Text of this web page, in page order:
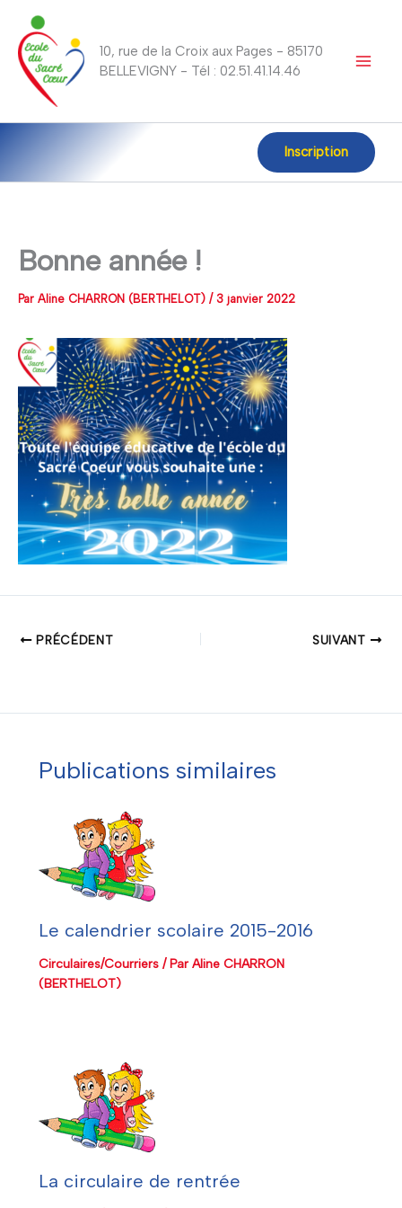
contenu
10, rue de la Croix aux Pages - 85170
BELLEVIGNY - Tél : 02.51.41.14.46
Inscription
Bonne année !
Par Aline CHARRON (BERTHELOT) / 3 janvier 2022
PRÉCÉDENT SUIVANT
Publications similaires
Le calendrier scolaire 2015-2016
Circulaires/Courriers/ ParAline CHARRON
(BERTHELOT)
La circulaire de rentrée